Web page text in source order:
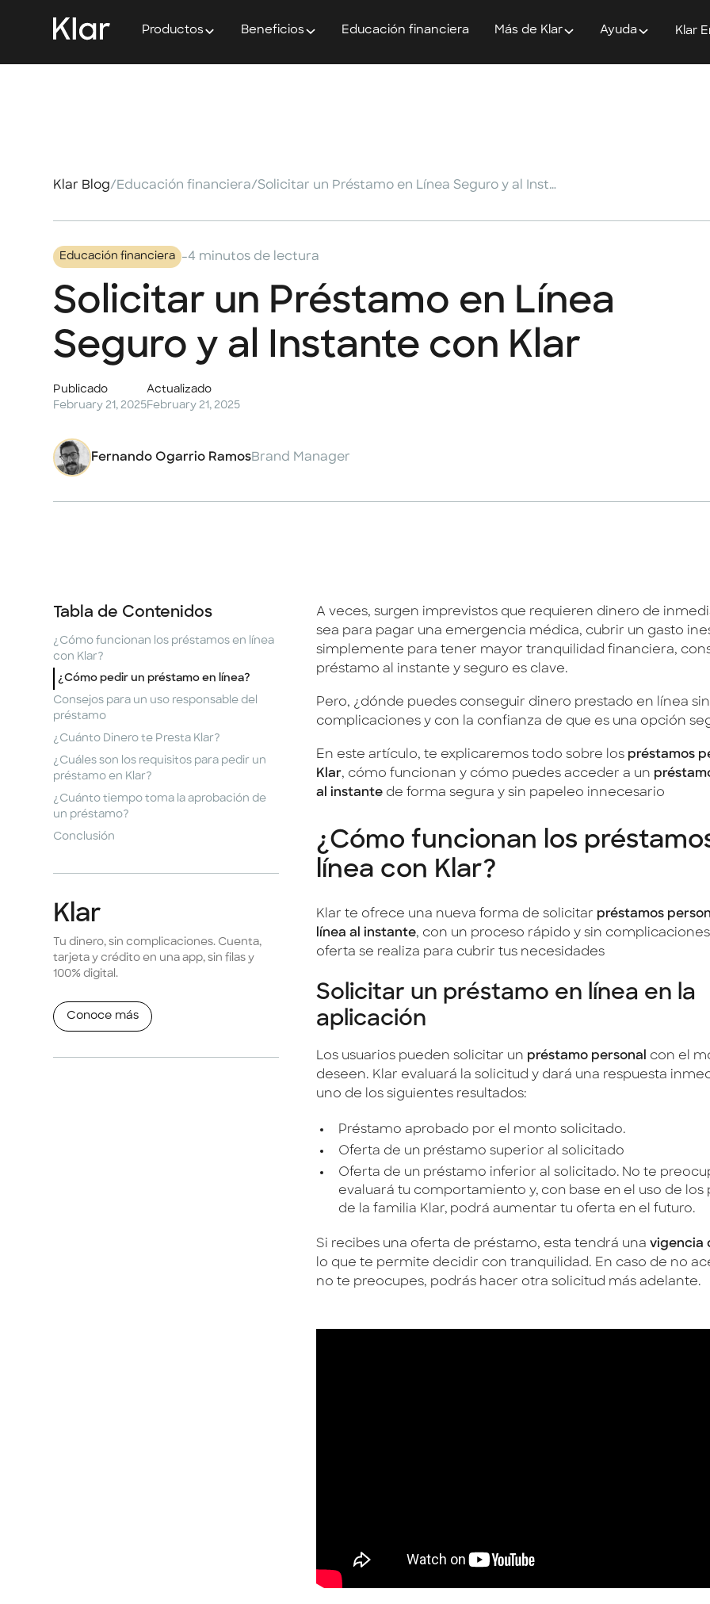
Productos Beneficios Educación financiera Más de Klar Ayuda Klar
Klar Blog/Educación financiera/ Solicitar un Préstamo en Línea Seguro y al Instante con Klar
Educación financiera -4 minutos de lectura
Solicitar un Préstamo en Línea
Seguro y al Instante con Klar
Publicado
February 21, 2025
Actualizado
February 21, 2025
Fernando Ogarrio RamosBrand Manager
Tabla de Contenidos
¿Cómo funcionan los préstamos en línea
con Klar?
¿Cómo pedir un préstamo en línea?
Consejos para un uso responsable del
préstamo
¿Cuánto Dinero te Presta Klar?
¿Cuáles son los requisitos para pedir un
préstamo en Klar?
¿Cuánto tiempo toma la aprobación de
un préstamo?
Conclusión
Klar
Tu dinero, sin complicaciones. Cuenta,
tarjeta y crédito en una app, sin filas y
100% digital.
Conoce más
A veces, surgen imprevistos que requieren dinero de
sea para pagar una emergencia médica, cubrir un gasto
simplemente para tener mayor tranquilidad financiera,
préstamo al instante y seguro es clave.
Pero, ¿dónde puedes conseguir dinero prestado en línea sin
complicaciones y con la confianza de que es una opción
En este artículo, te explicaremos todo sobre los préstamos
Klar, cómo funcionan y cómo puedes acceder a un
al instantede forma segura y sin papeleo innecesario
¿Cómo funcionan los
línea con Klar?
Klar te ofrece una nueva forma de solicitar préstamos
línea al instante, con un proceso rápido y sin
oferta se realiza para cubrir tus necesidades
Solicitar un préstamo en línea en la
aplicación
Los usuarios pueden solicitar un préstamo personal con el
deseen. Klar evaluará la solicitud y dará una respuesta
uno de los siguientes resultados:
Préstamo aprobado por el monto solicitado.
Oferta de un préstamo superior al solicitado
Oferta de un préstamo inferior al solicitado. No te
evaluará tu comportamiento y, con base en el uso de los
de la familia Klar, podrá aumentar tu oferta en el futuro.
Si recibes una oferta de préstamo, esta tendrá una vigencia
lo que te permite decidir con tranquilidad. En caso de no
no te preocupes, podrás hacer otra solicitud más adelante.